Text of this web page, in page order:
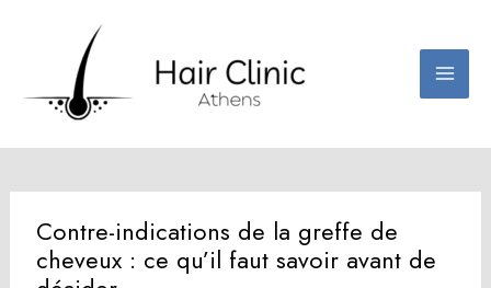
Contre-indications de la greffe de
cheveux : ce qu’il faut savoir avant de